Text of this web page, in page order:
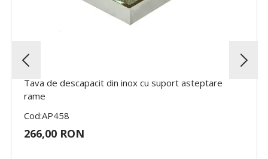
Tava de descapacit din inox cu suport asteptare
rame
Cod:AP458
266,00 RON